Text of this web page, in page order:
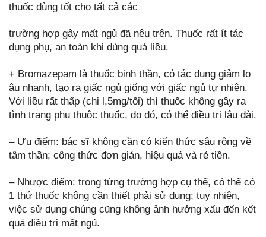
thuốc dùng tốt cho tất cả các
trường hợp gây mất ngủ đã nêu trên. Thuốc rất ít tác
dụng phụ, an toàn khi dùng quá liều.
+ Bromazepam là thuốc binh thần, có tác dụng giảm lo
âu nhanh, tạo ra giấc ngủ giống với giấc ngủ tự nhiên.
Với liều rất thấp (chi l,5mg/tối) thì thuốc không gây ra
tình trạng phụ thuộc thuốc, do đó, có thể điều trị lâu dài.
– Ưu điểm: bác sĩ không cần có kiến thức sâu rộng về
tâm thần; công thức đơn giản, hiệu quả và rẻ tiền.
– Nhược điểm: trong từng trường hợp cụ thể, có thể có
1 thứ thuốc không cần thiết phải sử dụng; tuy nhiên,
việc sử dụng chúng cũng không ảnh hưởng xấu đến kết
quả điều trị mất ngủ.